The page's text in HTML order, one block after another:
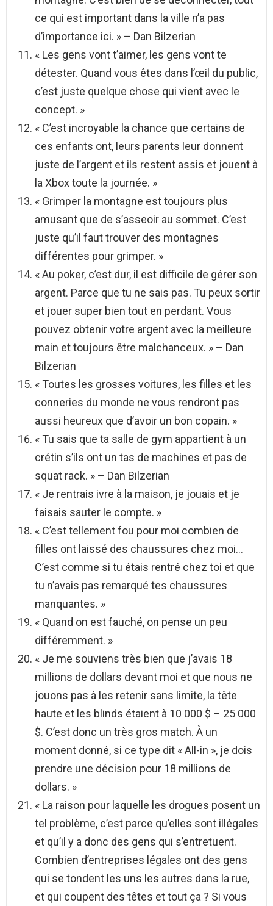
ce qui est important dans la ville n’a pas
d’importance ici. » – Dan Bilzerian
« Les gens vont t’aimer, les gens vont te
détester. Quand vous êtes dans l’œil du public,
c’est juste quelque chose qui vient avec le
concept. »
« C’est incroyable la chance que certains de
ces enfants ont, leurs parents leur donnent
juste de l’argent et ils restent assis et jouent à
la Xbox toute la journée. »
« Grimper la montagne est toujours plus
amusant que de s’asseoir au sommet. C’est
juste qu’il faut trouver des montagnes
différentes pour grimper. »
« Au poker, c’est dur, il est difficile de gérer son
argent. Parce que tu ne sais pas. Tu peux sortir
et jouer super bien tout en perdant. Vous
pouvez obtenir votre argent avec la meilleure
main et toujours être malchanceux. » – Dan
Bilzerian
« Toutes les grosses voitures, les filles et les
conneries du monde ne vous rendront pas
aussi heureux que d’avoir un bon copain. »
« Tu sais que ta salle de gym appartient à un
crétin s’ils ont un tas de machines et pas de
squat rack. » – Dan Bilzerian
« Je rentrais ivre à la maison, je jouais et je
faisais sauter le compte. »
« C’est tellement fou pour moi combien de
filles ont laissé des chaussures chez moi…
C’est comme si tu étais rentré chez toi et que
tu n’avais pas remarqué tes chaussures
manquantes. »
« Quand on est fauché, on pense un peu
différemment. »
« Je me souviens très bien que j’avais 18
millions de dollars devant moi et que nous ne
jouons pas à les retenir sans limite, la tête
haute et les blinds étaient à 10 000 $ – 25 000
$. C’est donc un très gros match. À un
moment donné, si ce type dit « All-in », je dois
prendre une décision pour 18 millions de
dollars. »
« La raison pour laquelle les drogues posent un
tel problème, c’est parce qu’elles sont illégales
et qu’il y a donc des gens qui s’entretuent.
Combien d’entreprises légales ont des gens
qui se tondent les uns les autres dans la rue,
et qui coupent des têtes et tout ça ? Si vous